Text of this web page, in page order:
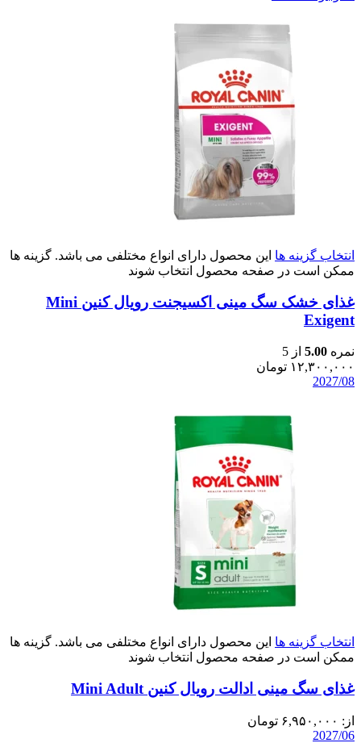
انتخاب گزینه ها این محصول دارای انواع مختلفی می باشد. گزینه ها
ممکن است در صفحه محصول انتخاب شوند
غذای خشک سگ مینی اکسیجنت رویال کنین Mini
Exigent
نمره 5.00 از 5
۱۲,۳۰۰,۰۰۰ تومان
2027/08
انتخاب گزینه ها این محصول دارای انواع مختلفی می باشد. گزینه ها
ممکن است در صفحه محصول انتخاب شوند
غذای سگ مینی ادالت رویال کنین Mini Adult
از: ۶,۹۵۰,۰۰۰ تومان
2027/06